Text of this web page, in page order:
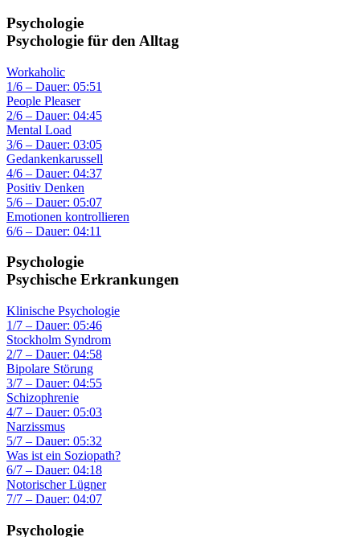
Psychologie
Psychologie für den Alltag
Workaholic
1/6 – Dauer: 05:51
People Pleaser
2/6 – Dauer: 04:45
Mental Load
3/6 – Dauer: 03:05
Gedankenkarussell
4/6 – Dauer: 04:37
Positiv Denken
5/6 – Dauer: 05:07
Emotionen kontrollieren
6/6 – Dauer: 04:11
Psychologie
Psychische Erkrankungen
Klinische Psychologie
1/7 – Dauer: 05:46
Stockholm Syndrom
2/7 – Dauer: 04:58
Bipolare Störung
3/7 – Dauer: 04:55
Schizophrenie
4/7 – Dauer: 05:03
Narzissmus
5/7 – Dauer: 05:32
Was ist ein Soziopath?
6/7 – Dauer: 04:18
Notorischer Lügner
7/7 – Dauer: 04:07
Psychologie